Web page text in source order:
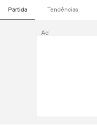
Partida Tendências
Ad